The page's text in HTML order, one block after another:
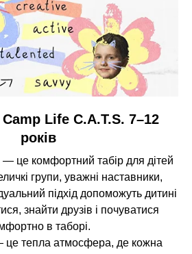
Camp Life C.A.T.S. 7–12
років
— це комфортний табір для дітей
групи, уважні наставники,
підхід допоможуть дитині
знайти друзів і почуватися
в таборі.
тепла атмосфера, де кожна